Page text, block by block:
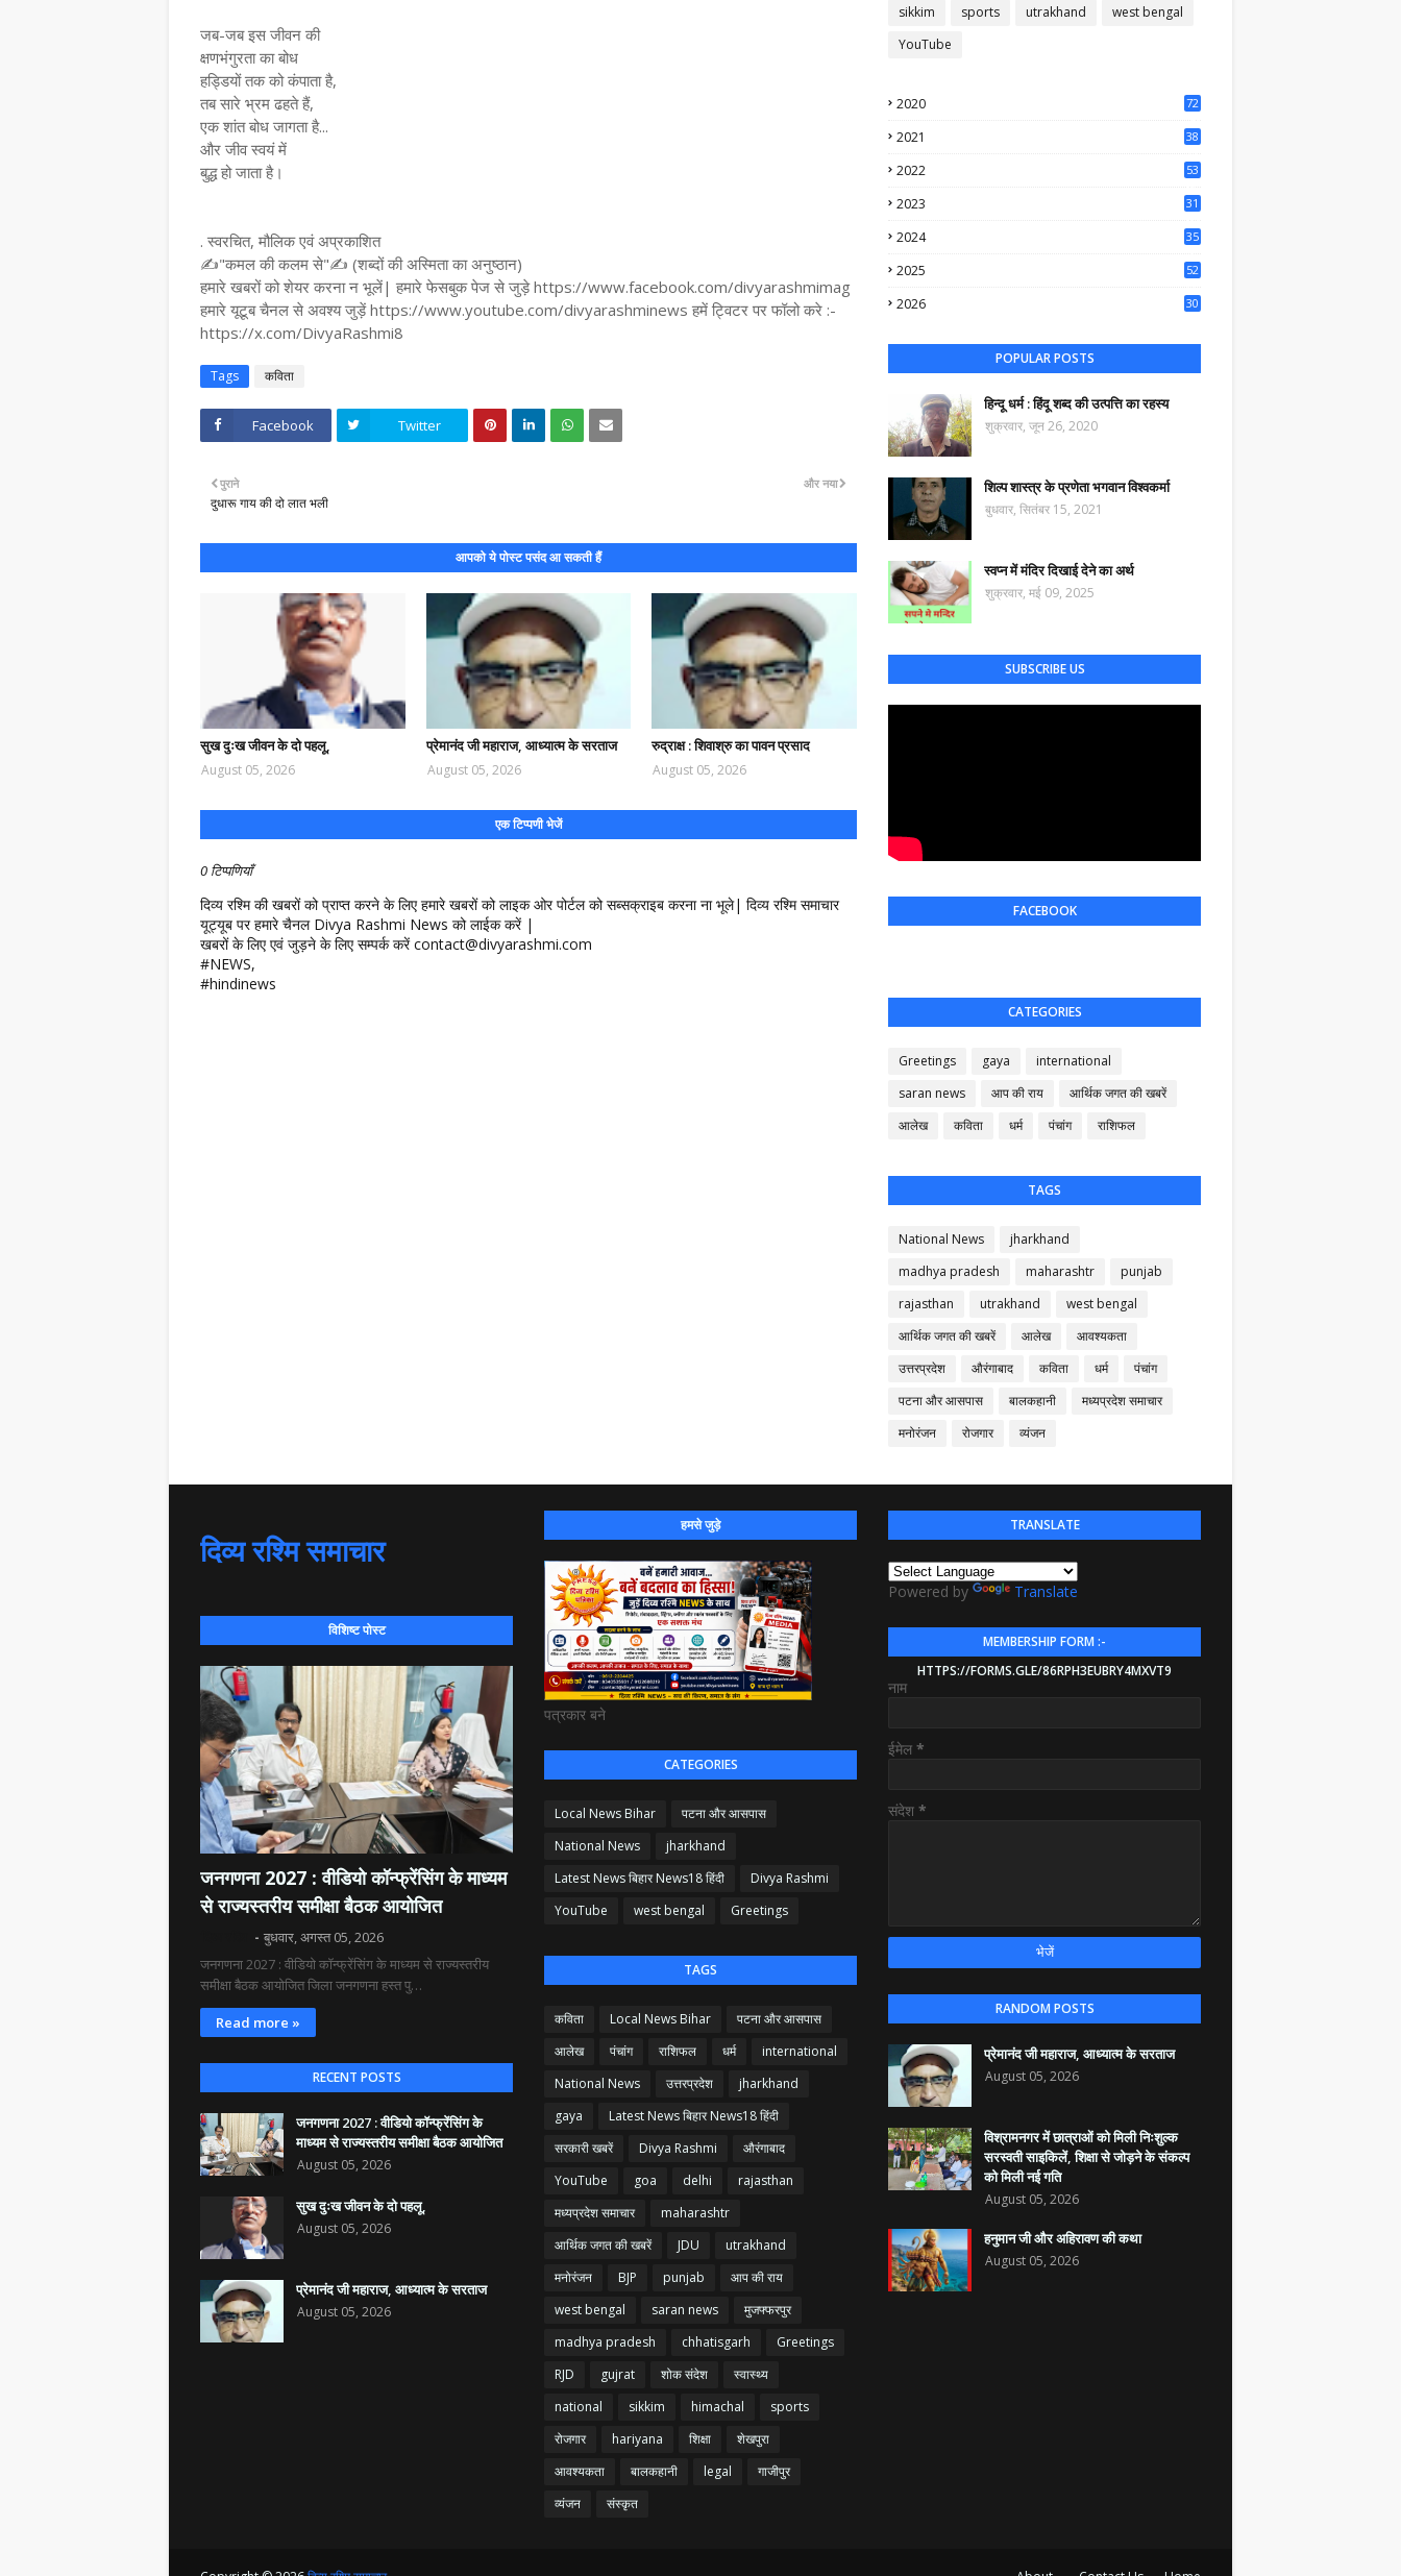
​जब-जब इस जीवन की
क्षणभंगुरता का बोध
हड्डियों तक को कंपाता है,
तब सारे भ्रम ढहते हैं,
एक शांत बोध जागता है...
और जीव स्वयं में
बुद्ध हो जाता है।
. स्वरचित, मौलिक एवं अप्रकाशित
✍️"कमल की कलम से"✍️ (शब्दों की अस्मिता का अनुष्ठान)
हमारे खबरों को शेयर करना न भूलें| हमारे फेसबुक पेज से जुड़े https://www.facebook.com/divyarashmimag
हमारे यूटूब चैनल से अवश्य जुड़ें https://www.youtube.com/divyarashminews हमें ट्विटर पर फॉलो करे :-
https://x.com/DivyaRashmi8
Tags कविता
Facebook Twitter
और नया
पुराने
दुधारू गाय की दो लात भली
आपको ये पोस्ट पसंद आ सकती हैं
सुख दुःख जीवन के दो पहलू,
August 05, 2026
प्रेमानंद जी महाराज, आध्यात्म के सरताज
August 05, 2026
रुद्राक्ष : शिवाश्रु का पावन प्रसाद
August 05, 2026
एक टिप्पणी भेजें
0 टिप्पणियाँ
दिव्य रश्मि की खबरों को प्राप्त करने के लिए हमारे खबरों को लाइक ओर पोर्टल को सब्सक्राइब करना ना भूले| दिव्य रश्मि समाचार
यूट्यूब पर हमारे चैनल Divya Rashmi News को लाईक करें |
खबरों के लिए एवं जुड़ने के लिए सम्पर्क करें contact@divyarashmi.com
#NEWS,
#hindinews
sikkim
sports utrakhand
west bengal
YouTube
2020
72
2021
38
2022
53
2023
31
2024
35
2025
52
2026
30
POPULAR POSTS
हिन्दू धर्म : हिंदू शब्द की उत्पत्ति का रहस्य
शुक्रवार, जून 26, 2020
शिल्प शास्त्र के प्रणेता भगवान विश्वकर्मा
बुधवार, सितंबर 15, 2021
स्वप्न में मंदिर दिखाई देने का अर्थ
शुक्रवार, मई 09, 2025
SUBSCRIBE US
FACEBOOK
CATEGORIES
Greetings gaya
international
saran news
आप की राय
आर्थिक जगत की खबरें
आलेख
कविता धर्म पंचांग राशिफल
TAGS
National News
jharkhand
madhya pradesh
maharashtr
punjab
rajasthan
utrakhand
west bengal
आर्थिक जगत की खबरें
आलेख
आवश्यकता
उत्तरप्रदेश
औरंगाबाद कविता धर्म
पंचांग
पटना और आसपास
बालकहानी
मध्यप्रदेश समाचार
मनोरंजन
रोजगार व्यंजन
दिव्य रश्मि समाचार
विशिष्ट पोस्ट
जनगणना 2027 : वीडियो कॉन्फ्रेंसिंग के माध्यम
से राज्यस्तरीय समीक्षा बैठक आयोजित
बुधवार, अगस्त 05, 2026
जनगणना 2027 : वीडियो कॉन्फ्रेंसिंग के माध्यम से राज्यस्तरीय
समीक्षा बैठक आयोजित जिला जनगणना हस्त पु…
Read more »
RECENT POSTS
जनगणना 2027 : वीडियो कॉन्फ्रेंसिंग के
माध्यम से राज्यस्तरीय समीक्षा बैठक आयोजित
August 05, 2026
सुख दुःख जीवन के दो पहलू,
August 05, 2026
प्रेमानंद जी महाराज, आध्यात्म के सरताज
August 05, 2026
हमसे जुड़े
पत्रकार बने
CATEGORIES
Local News Bihar
पटना और आसपास
National News
jharkhand
Latest News बिहार News18 हिंदी
Divya Rashmi
YouTube
west bengal Greetings
TAGS
कविता Local News Bihar
पटना और आसपास
आलेख
पंचांग राशिफल धर्म
international
National News
उत्तरप्रदेश
jharkhand
gaya
Latest News बिहार News18 हिंदी
सरकारी खबरें
Divya Rashmi
औरंगाबाद
YouTube
goa delhi
rajasthan
मध्यप्रदेश समाचार
maharashtr
आर्थिक जगत की खबरें
JDU
utrakhand
मनोरंजन
BJP punjab
आप की राय
west bengal
saran news
मुजफ्फरपुर
madhya pradesh
chhatisgarh
Greetings
RJD
gujrat शोक संदेश
स्वास्थ्य
national
sikkim himachal
sports
रोजगार
hariyana शिक्षा
शेखपुरा
आवश्यकता
बालकहानी legal
गाजीपुर
व्यंजन
संस्कृत
TRANSLATE
Powered by Translate
MEMBERSHIP FORM :-
HTTPS://FORMS.GLE/86RPH3EUBRY4MXVT9
नाम
ईमेल *
संदेश *
RANDOM POSTS
प्रेमानंद जी महाराज, आध्यात्म के सरताज
August 05, 2026
विश्रामनगर में छात्राओं को मिली निःशुल्क
सरस्वती साइकिलें, शिक्षा से जोड़ने के संकल्प
को मिली नई गति
August 05, 2026
हनुमान जी और अहिरावण की कथा
August 05, 2026